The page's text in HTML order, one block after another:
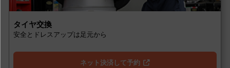
タイヤ交換
安全とドレスアップは足元から
ネット決済して予約